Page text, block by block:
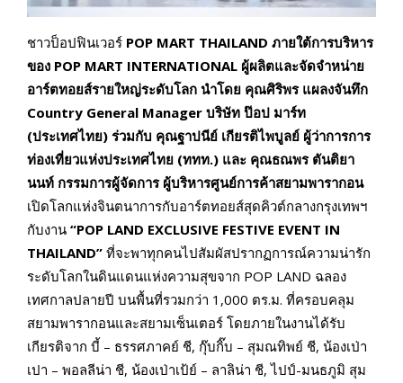
ชาวป็อปฟินเวอร์ POP MART THAILAND ภายใต้การบริหาร
ของ POP MART INTERNATIONAL ผู้ผลิตและจัดจำหน่าย
อาร์ตทอยส์รายใหญ่ระดับโลก นำโดย คุณศิริพร แผลงจันทึก
Country General Manager บริษัท ป๊อป มาร์ท
(ประเทศไทย) ร่วมกับ คุณฐาปนีย์ เกียรติไพบูลย์ ผู้ว่าการการ
ท่องเที่ยวแห่งประเทศไทย (ททท.) และ คุณธณพร ตันติยา
นนท์ กรรมการผู้จัดการ ผู้บริหารศูนย์การค้าสยามพารากอน
เปิดโลกแห่งจินตนาการกับอาร์ตทอยส์สุดคิวต์กลางกรุงเทพฯ
กับงาน “POP LAND EXCLUSIVE FESTIVE EVENT IN
THAILAND” ที่จะพาทุกคนไปสัมผัสปรากฏการณ์ความน่ารัก
ระดับโลกในดินแดนแห่งความสุขจาก POP LAND ฉลอง
เทศกาลปลายปี บนพื้นที่รวมกว่า 1,000 ตร.ม. ที่ครอบคลุม
สยามพารากอนและสยามเซ็นเตอร์ โดยภายในงานได้รับ
เกียรติจาก บี้ – ธรรศภาคย์ ชี, กุ๊บกิ๊บ – สุมณทิพย์ ชี, น้องเป่า
เปา – พอลลีน่า ชี, น้องเป่าเป้ย์ – ลาลิน่า ชี, ไปป์-มนธภูมิ สุม